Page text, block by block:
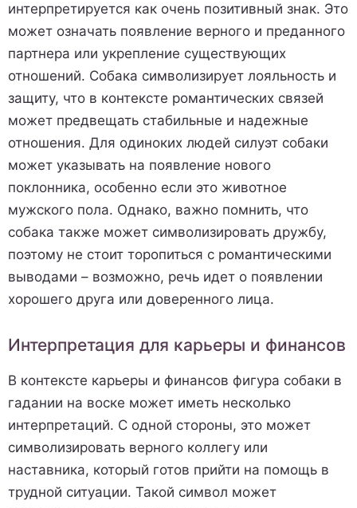
интерпретируется как очень позитивный знак. Это
может означать появление верного и преданного
партнера или укрепление существующих
отношений. Собака символизирует лояльность и
защиту, что в контексте романтических связей
может предвещать стабильные и надежные
отношения. Для одиноких людей силуэт собаки
может указывать на появление нового
поклонника, особенно если это животное
мужского пола. Однако, важно помнить, что
собака также может символизировать дружбу,
поэтому не стоит торопиться с романтическими
выводами – возможно, речь идет о появлении
хорошего друга или доверенного лица.
Интерпретация для карьеры и финансов
В контексте карьеры и финансов фигура собаки в
гадании на воске может иметь несколько
интерпретаций. С одной стороны, это может
символизировать верного коллегу или
наставника, который готов прийти на помощь в
трудной ситуации. Такой символ может